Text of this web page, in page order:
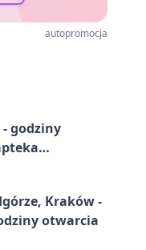
autopromocja
godziny
Kraków -
otwarcia